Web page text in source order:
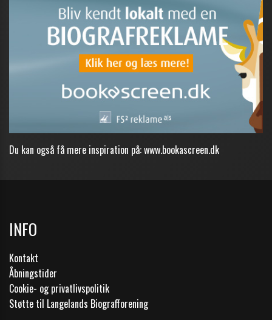
Du kan også få mere inspiration på:www.bookascreen.dk
INFO
Kontakt
Åbningstider
Cookie- og privatlivspolitik
Støtte til Langelands Biografforening